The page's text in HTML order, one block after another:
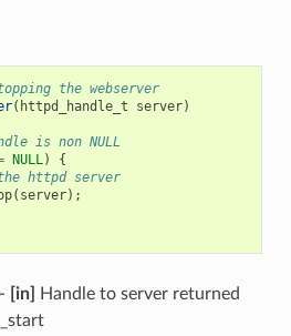
the webserver
( httpd_handle_t server)
is non NULL
NULL)
{
httpd server
( server);
[in]
Handle to server returned